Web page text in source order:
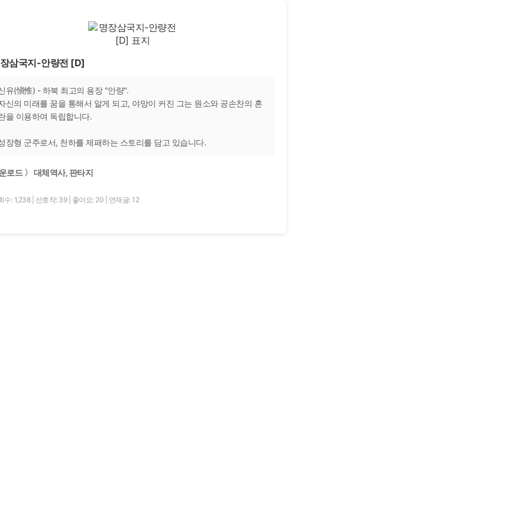
삼국지-안량전 [D]
유(愼惟) - 하북 최고의 용장 "안량".
신의 미래를 꿈을 통해서 알게 되고, 야망이 커진 그는 원소와 공손찬의 혼
을 이용하여 독립합니다.
장형 군주로서, 천하를 제패하는 스토리를 담고 있습니다.
로드 〉 대체역사, 판타지
수: 1,238 선호작: 39 좋아요: 20 연재글: 12